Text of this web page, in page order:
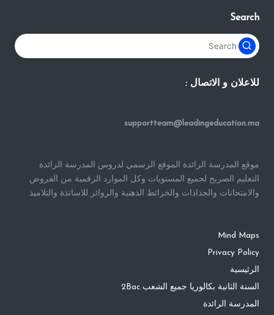
Search
للاعلان و الاتصال :
supportteam@leadingeducation.ma
موقع المدرسة الرائدة الموقع الرسمي لدروس المدرسة الرائدة
التعليم الصريح لجميع المستويات وكل الموارد الرقمية من الفروض
والامتحانات والجذاذات والخرائط الذهنية والروائز للاساتذة والتلاميذ
Mind Maps
Privacy Policy
الرئيسية
السنة الثانية بكالوريا جميع الشعب 2Bac
المدرسة الرائدة